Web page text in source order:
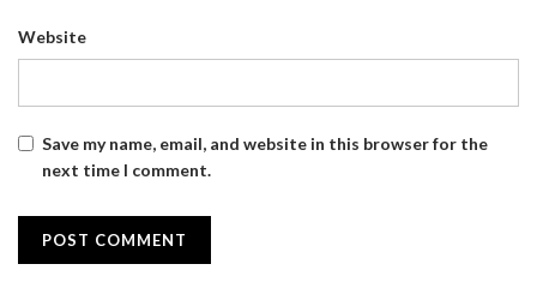
Website
Save my name, email, and website in this browser for the
next time I comment.